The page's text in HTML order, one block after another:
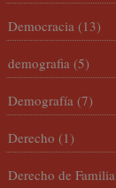
Democracia (13)
demografia (5)
Demografía (7)
Derecho (1)
Derecho de Familia